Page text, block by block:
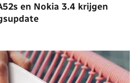
en Nokia 3.4 krijgen